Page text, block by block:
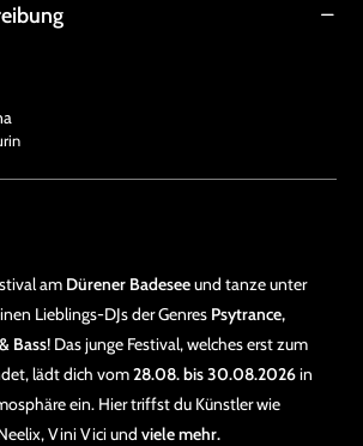
am Dürener Badeseeund tanze unter
Lieblings-DJs der Genres Psytrance,
Bass! Das junge Festival, welches erst zum
lädt dich vom28.08. bis 30.08.2026in
ein. Hier triffst du Künstler wie
Vini Vici und viele mehr.